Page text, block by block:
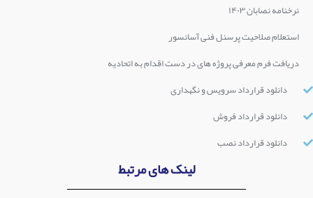
نرخنامه نصابان ۱۴۰۳
استعلام صلاحیت پرسنل فنی آسانسور
دریافت فرم معرفی پروژه های در دست اقدام به اتحادیه
دانلود قرارداد سرویس و نگهداری
دانلود قرارداد فروش
دانلود قرارداد نصب
لینک های مرتبط